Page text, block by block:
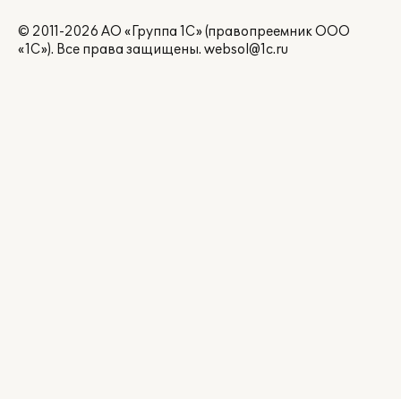
© 2011-2026 АО «Группа 1С» (правопреемник ООО
«1С»). Все права защищены. websol@1c.ru